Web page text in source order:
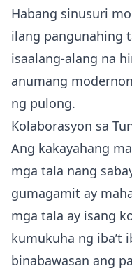
Habang sinusuri
ilang pangunahing
isaalang-alang na
anumang
ng pulong.
Kolaborasyon sa
Ang kakayahang
mga tala nang
gumagamit ay
mga tala ay isang
kumukuha ng iba’t
binabawasan ang